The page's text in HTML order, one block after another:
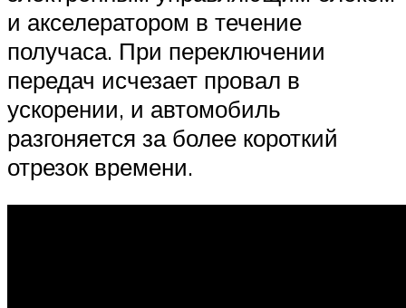
и акселератором в течение
получаса. При переключении
передач исчезает провал в
ускорении, и автомобиль
разгоняется за более короткий
отрезок времени.